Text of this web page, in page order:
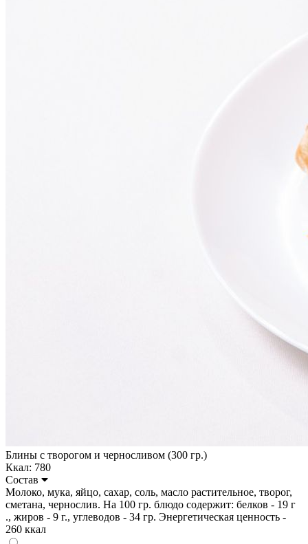
Блины с творогом и черносливом (300 гр.)
Ккал: 780
Состав
Молоко, мука, яйцо, сахар, соль, масло растительное, творог,
сметана, чернослив. На 100 гр. блюдо содержит: белков - 19 г
., жиров - 9 г., углеводов - 34 гр. Энергетическая ценность -
260 ккал